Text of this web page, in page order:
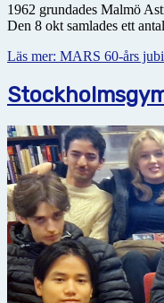
1962 grundades Malmö
Den 8 okt samlades ett
Läs mer: MARS 60-års